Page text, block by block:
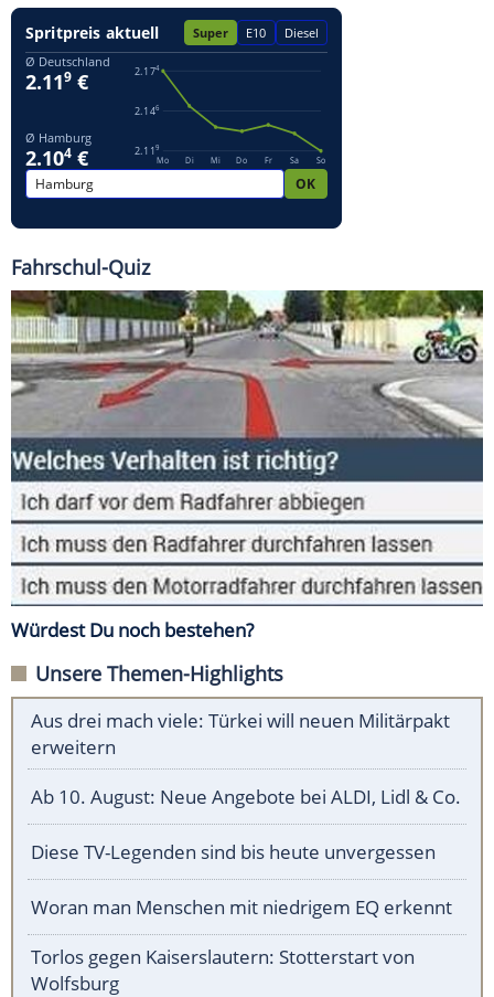
Fahrschul-Quiz
Würdest Du noch bestehen?
Unsere Themen-Highlights
Aus drei mach viele: Türkei will neuen Militärpakt
erweitern
Ab 10. August: Neue Angebote bei ALDI, Lidl & Co.
Diese TV-Legenden sind bis heute unvergessen
Woran man Menschen mit niedrigem EQ erkennt
Torlos gegen Kaiserslautern: Stotterstart von
Wolfsburg